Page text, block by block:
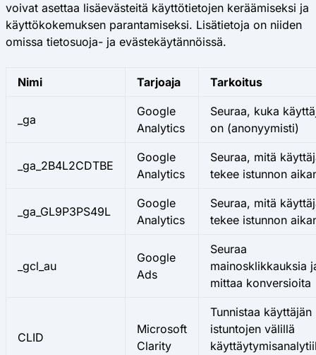
voivat asettaa lisäevästeitä käyttötietojen keräämiseksi ja
käyttökokemuksen parantamiseksi. Lisätietoja on niiden
omissa tietosuoja- ja evästekäytännöissä.
Nimi Tarjoaja Tarkoitus
_ga
Google
Analytics
Seuraa, kuka
on (anonyymisti)
_ga_2B4L2CDTBE
Google
Analytics
Seuraa, mitä
tekee istunnon
_ga_GL9P3PS49L
Google
Analytics
Seuraa, mitä
tekee istunnon
_gcl_au
Google
Ads
Seuraa
mainosklikkauksia
mittaa konversioita
CLID
Microsoft
Clarity
Tunnistaa käyttäjän
istuntojen välillä